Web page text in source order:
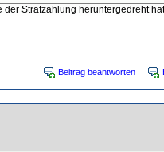
Strafzahlung heruntergedreht
Beitrag beantworten